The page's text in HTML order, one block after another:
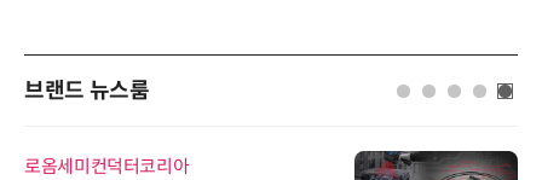
브랜드 뉴스룸
로옴세미컨덕터코리아